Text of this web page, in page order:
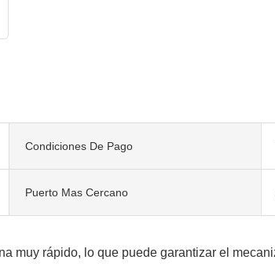
Condiciones De Pago
Puerto Mas Cercano
muy rápido, lo que puede garantizar el